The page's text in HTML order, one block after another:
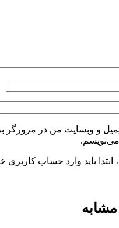
و وبسایت من در مرورگر
می‌نویسم.
ابتدا باید وارد حساب کاربری